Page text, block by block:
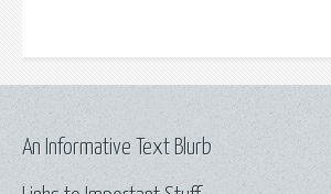
An Informative Text Blurb